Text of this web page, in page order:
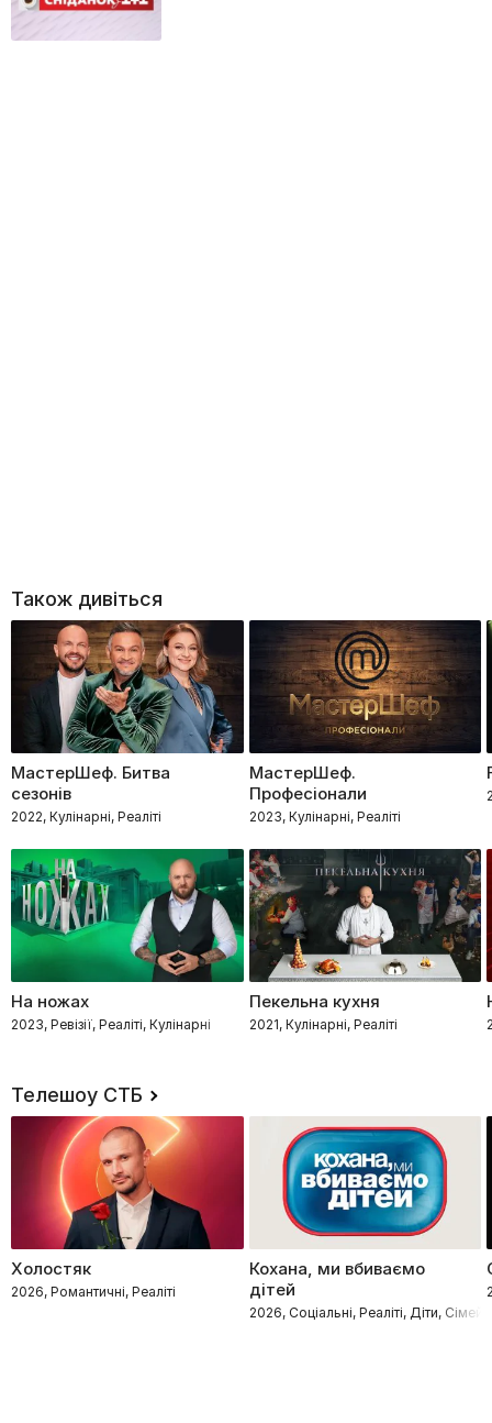
Також дивіться
МастерШеф. Битва
сезонів
2022, Кулінарні, Реаліті
МастерШеф.
Професіонали
2023, Кулінарні, Реаліті
На ножах
2023, Ревізії, Реаліті, Кулінарні
Пекельна кухня
2021, Кулінарні, Реаліті
Телешоу СТБ
Холостяк
2026, Романтичні, Реаліті
Кохана, ми вбиваємо
дітей
2026, Соціальні, Реаліті, Діти,